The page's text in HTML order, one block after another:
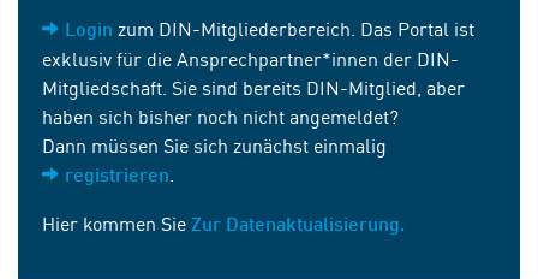
Login zum DIN-Mitgliederbereich. Das Portal ist
exklusiv für die Ansprechpartner*innen der DIN-
Mitgliedschaft. Sie sind bereits DIN-Mitglied, aber
haben sich bisher noch nicht angemeldet?
Dann müssen Sie sich zunächst einmalig
registrieren
Hier kommen Sie Zur Datenaktualisierung.